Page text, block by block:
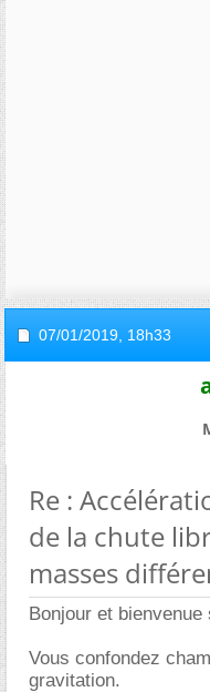
07/01/2019, 18h33
Re :
de la chute
masses
Bonjour et bienvenue
Vous confondez
gravitation.